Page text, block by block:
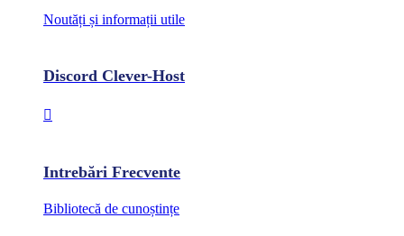
Noutăți și informații utile
Discord Clever-Host
Intrebări Frecvente
Bibliotecă de cunoștințe